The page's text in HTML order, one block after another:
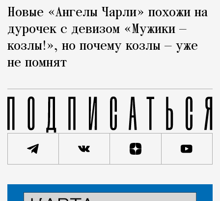
Новые «Ангелы Чарли» похожи на
дурочек с девизом «Мужики —
козлы!», но почему козлы — уже
не помнят